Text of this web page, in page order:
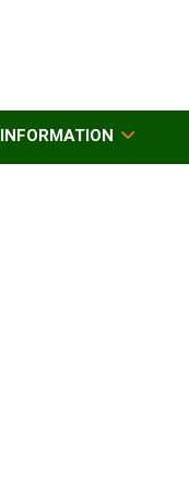
INFORMATION